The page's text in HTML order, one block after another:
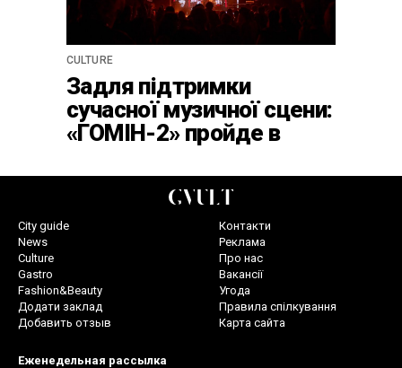
CULTURE
Задля підтримки
сучасної музичної сцени:
«ГОМІН-2» пройде в
City guide
News
Culture
Gastro
Fashion&Beauty
Додати заклад
Добавить отзыв
Контакти
Реклама
Про нас
Вакансії
Угода
Правила спілкування
Карта сайта
Еженедельная рассылка